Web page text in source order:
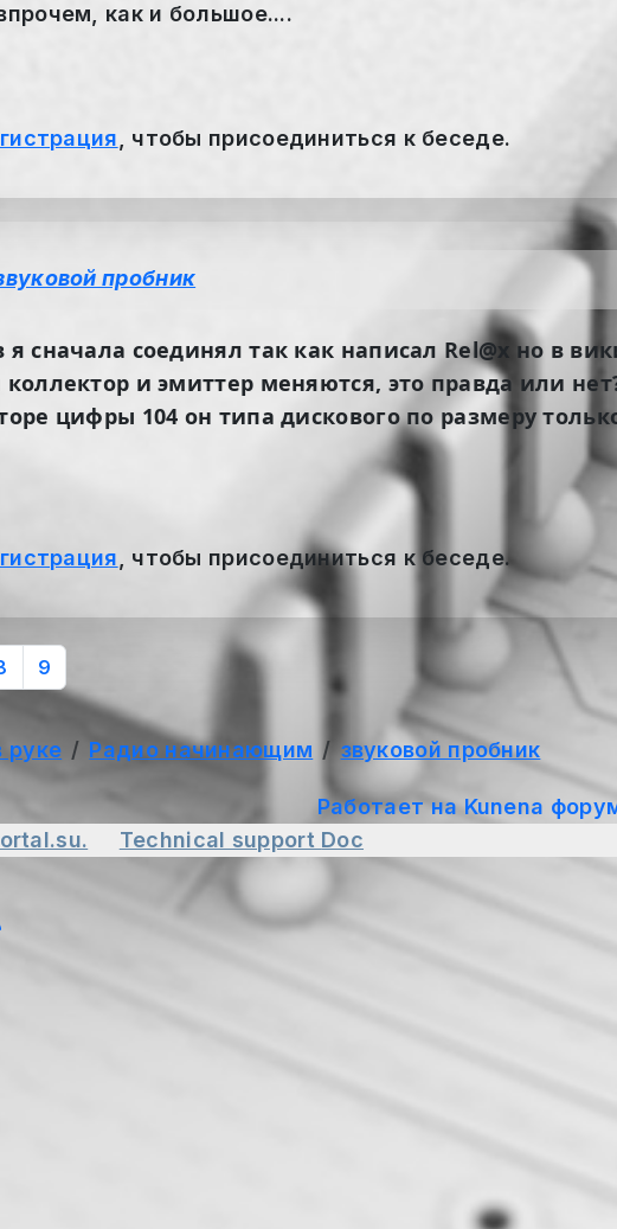
как и большое....
, чтобы присоединиться к беседе.
пробник
сначала соединял так как написал Rel@x но в
и эмиттер меняются, это правда или
цифры 104 он типа дискового по размеру
, чтобы присоединиться к беседе.
9
руке Радио начинающим звуковой пробник
Работает на Kunena
Technical support Doc